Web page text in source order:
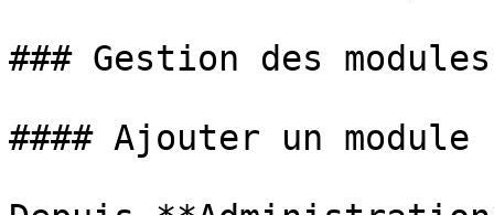
### Gestion des modules
#### Ajouter un module